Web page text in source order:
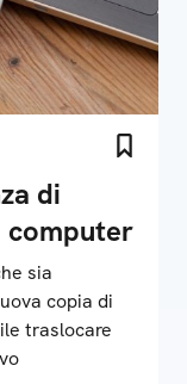
di
computer
sia
copia di
traslocare